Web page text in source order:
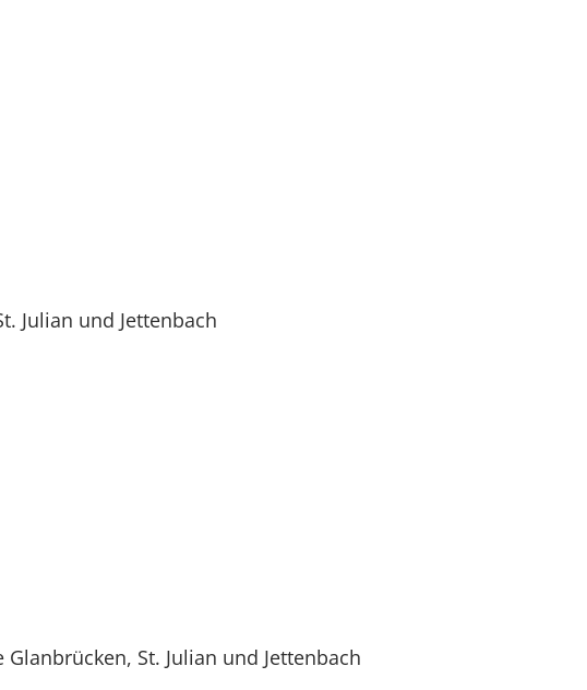
Julian und Jettenbach
St. Julian und Jettenbach